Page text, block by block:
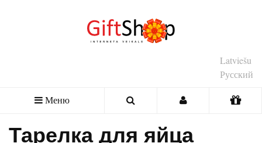
Latviešu
Русский
Меню
Тарелка для яйца